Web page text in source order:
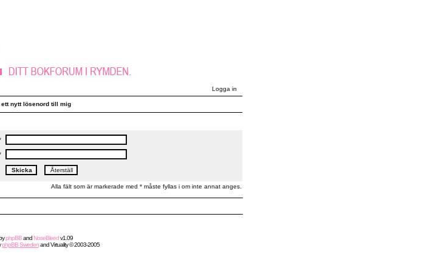
Logga in
nytt lösenord till mig
Alla fält som är markerade med * måste fyllas i om inte annat anges.
phpBBand NoseBleedv1.09
phpBB SwedenandVirtuality© 2003-2005